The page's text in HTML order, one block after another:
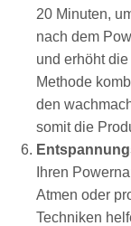
20 Minuten,
nach dem
und erhöht
Methode
den
somit die
Ihren
Atmen oder
Techniken